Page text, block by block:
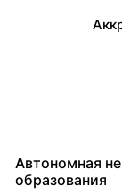
Автономная
образования